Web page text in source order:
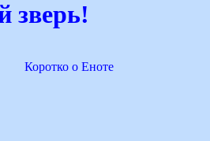
зверь!
Коротко о Еноте